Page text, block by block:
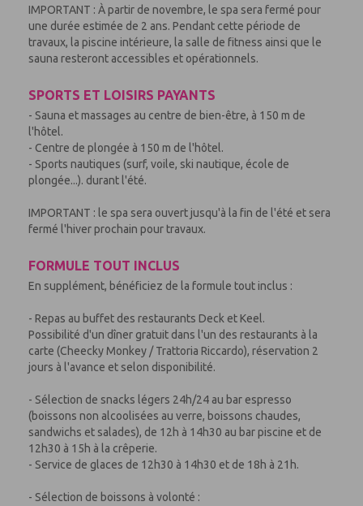
IMPORTANT : À partir de novembre, le spa sera fermé pour
une durée estimée de 2 ans. Pendant cette période de
travaux, la piscine intérieure, la salle de fitness ainsi que le
sauna resteront accessibles et opérationnels.
SPORTS ET LOISIRS PAYANTS
- Sauna et massages au centre de bien-être, à 150 m de
l'hôtel.
- Centre de plongée à 150 m de l'hôtel.
- Sports nautiques (surf, voile, ski nautique, école de
plongée...). durant l'été.
IMPORTANT : le spa sera ouvert jusqu'à la fin de l'été et sera
fermé l'hiver prochain pour travaux.
FORMULE TOUT INCLUS
En supplément, bénéficiez de la formule tout inclus :
- Repas au buffet des restaurants Deck et Keel.
Possibilité d'un dîner gratuit dans l'un des restaurants à la
carte (Cheecky Monkey / Trattoria Riccardo), réservation 2
jours à l'avance et selon disponibilité.
- Sélection de snacks légers 24h/24 au bar espresso
(boissons non alcoolisées au verre, boissons chaudes,
sandwichs et salades), de 12h à 14h30 au bar piscine et de
12h30 à 15h à la crêperie.
- Service de glaces de 12h30 à 14h30 et de 18h à 21h.
- Sélection de boissons à volonté :